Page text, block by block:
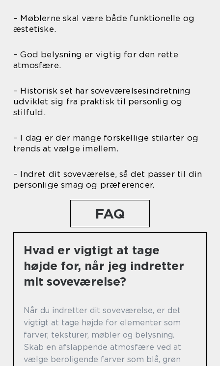
– Møblerne skal være både funktionelle og
æstetiske.
– God belysning er vigtig for den rette
atmosfære.
– Historisk set har soveværelsesindretning
udviklet sig fra praktisk til personlig og
stilfuld.
– I dag er der mange forskellige stilarter og
trends at vælge imellem.
– Indret dit soveværelse, så det passer til din
personlige smag og præferencer.
FAQ
Hvad er vigtigt at tage
højde for, når jeg indretter
mit soveværelse?
Når du indretter dit soveværelse, er det
vigtigt at tage højde for elementer som
farver, teksturer, møbler og belysning.
Skab en afslappende atmosfære ved at
vælge beroligende farver som blå, grøn